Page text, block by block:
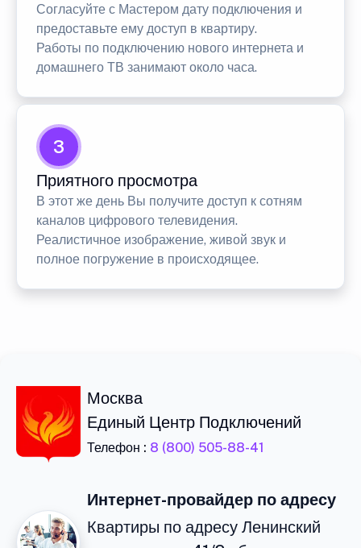
Согласуйте с Мастером дату подключения и
предоставьте ему доступ в квартиру.
Работы по подключению нового интернета и
домашнего ТВ занимают около часа.
3
Приятного просмотра
В этот же день Вы получите доступ к сотням
каналов цифрового телевидения.
Реалистичное изображение, живой звук и
полное погружение в происходящее.
Москва
Единый Центр Подключений
Телефон : 8 (800) 505-88-41
Интернет-провайдер по адресу
Квартиры по адресу Ленинский